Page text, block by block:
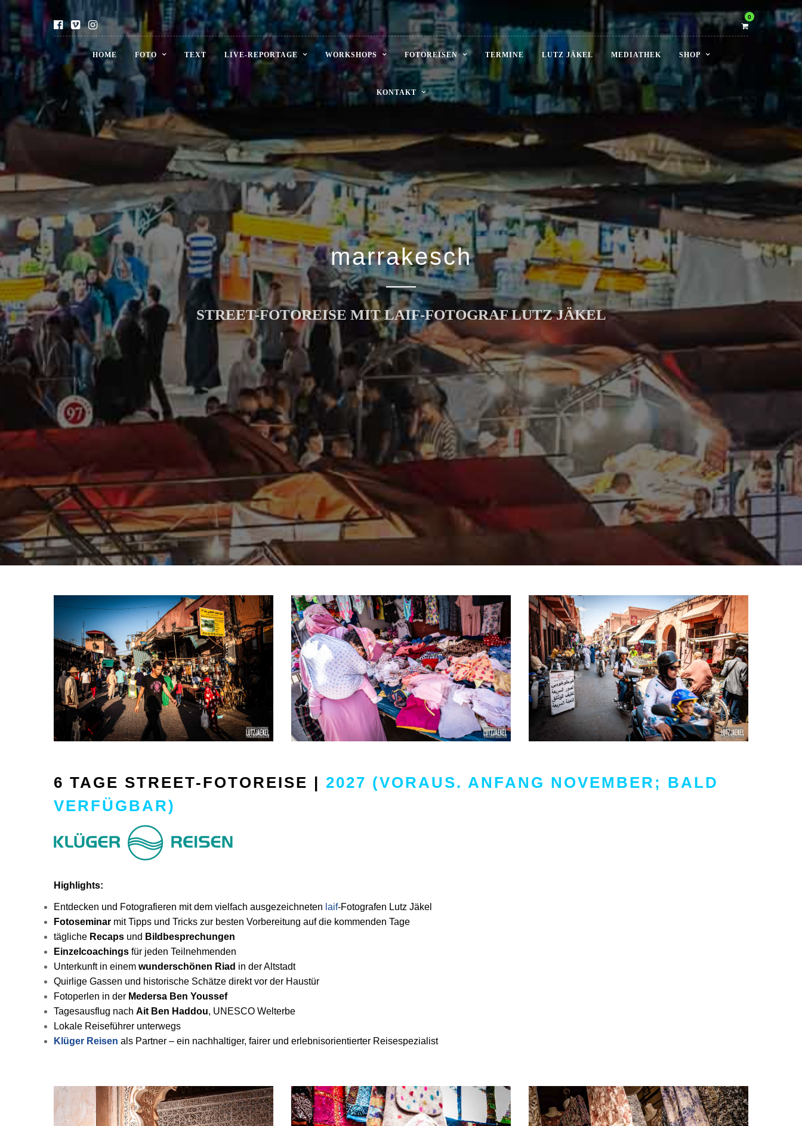
0
HOME FOTO TEXT LIVE-REPORTAGE WORKSHOPS FOTOREISEN TERMINE LUTZ JÄKEL MEDIATHEK SHOP
KONTAKT
marrakesch
STREET-FOTOREISE MIT LAIF-FOTOGRAF LUTZ JÄKEL
6 TAGE STREET-FOTOREISE | 2027 (VORAUS. ANFANG NOVEMBER; BALD
VERFÜGBAR)
Highlights:
Entdecken und Fotografieren mit dem vielfach ausgezeichneten laif-Fotografen Lutz Jäkel
Fotoseminar mit Tipps und Tricks zur besten Vorbereitung auf die kommenden Tage
tägliche Recaps und Bildbesprechungen
Einzelcoachings für jeden Teilnehmenden
Unterkunft in einem wunderschönen Riad in der Altstadt
Quirlige Gassen und historische Schätze direkt vor der Haustür
Fotoperlen in der Medersa Ben Youssef
Tagesausflug nach Ait Ben Haddou, UNESCO Welterbe
Lokale Reiseführer unterwegs
Klüger Reisen als Partner – ein nachhaltiger, fairer und erlebnisorientierter Reisespezialist